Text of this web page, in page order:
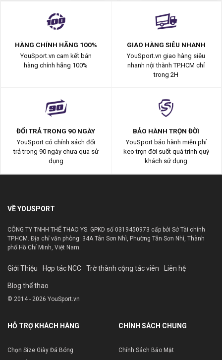
HÀNG CHÍNH HÃNG 100%
YouSport.vn cam kết bán
hàng chính hãng 100%
GIAO HÀNG SIÊU NHANH
YouSport.vn giao hàng siêu
nhanh nội thành TP.HCM chỉ
trong 2H
ĐỔI TRẢ TRONG 90 NGÀY
YouSport có chính sách đổi
trả trong 90 ngày chưa qua sử
dụng
BẢO HÀNH TRỌN ĐỜI
YouSport bảo hành miễn phí
keo trọn đời suốt quá trình quý
khách sử dụng
VỀ YOUSPORT
CÔNG TY TNHH THỂ THAO YS. GPKD số 0319450973 cấp bởi Sở Tài chính
TP.HCM. Địa chỉ văn phòng: 34A Tân Sơn Nhì, Phường Tân Sơn Nhì, Thành
phố Hồ Chí Minh, Việt Nam.
Giới Thiệu Hợp tác NCC Trờ thành cộng tác viên Liên hệ
Blog thể thao
© 2014 - 2026 YouSport.vn
HỖ TRỢ KHÁCH HÀNG
Chọn Size Giày Đá Bóng
CHÍNH SÁCH CHUNG
Chính Sách Bảo Mật